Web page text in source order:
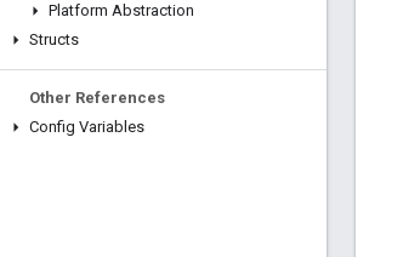
Platform Abstraction
Structs
Other References
Config Variables